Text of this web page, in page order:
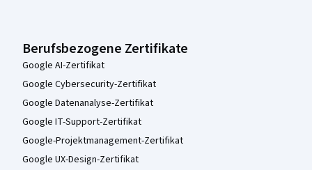
Berufsbezogene Zertifikate
Google AI-Zertifikat
Google Cybersecurity-Zertifikat
Google Datenanalyse-Zertifikat
Google IT-Support-Zertifikat
Google-Projektmanagement-Zertifikat
Google UX-Design-Zertifikat